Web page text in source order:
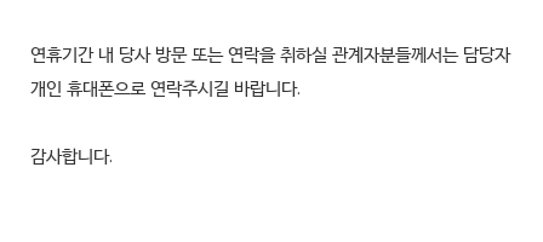
연휴기간 내 당사 방문 또는 연락을 취하실 관계자분들께서는 담당자
개인 휴대폰으로 연락주시길 바랍니다.
감사합니다.